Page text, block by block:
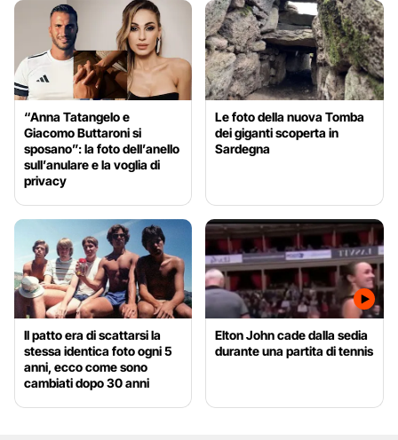
“Anna Tatangelo e
Giacomo Buttaroni si
sposano”: la foto dell’anello
sull’anulare e la voglia di
privacy
Le foto della nuova Tomba
dei giganti scoperta in
Sardegna
Il patto era di scattarsi la
stessa identica foto ogni 5
anni, ecco come sono
cambiati dopo 30 anni
Elton John cade dalla sedia
durante una partita di tennis